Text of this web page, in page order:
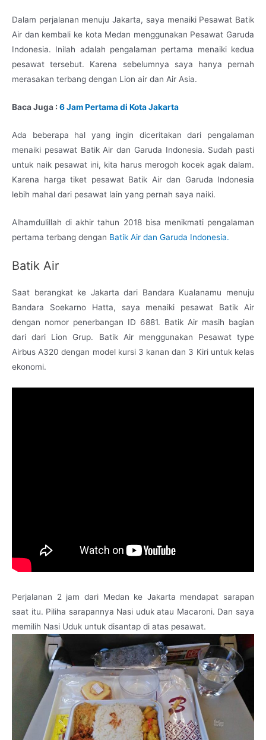
Dalam perjalanan menuju Jakarta, saya menaiki Pesawat Batik
Air dan kembali ke kota Medan menggunakan Pesawat Garuda
Indonesia. Inilah adalah pengalaman pertama menaiki kedua
pesawat tersebut. Karena sebelumnya saya hanya pernah
merasakan terbang dengan Lion air dan Air Asia.
Baca Juga : 6 Jam Pertama di Kota Jakarta
Ada beberapa hal yang ingin diceritakan dari pengalaman
menaiki pesawat Batik Air dan Garuda Indonesia. Sudah pasti
untuk naik pesawat ini, kita harus merogoh kocek agak dalam.
Karena harga tiket pesawat Batik Air dan Garuda Indonesia
lebih mahal dari pesawat lain yang pernah saya naiki.
Alhamdulillah di akhir tahun 2018 bisa menikmati pengalaman
pertama terbang dengan Batik Air dan Garuda Indonesia.
Batik Air
Saat berangkat ke Jakarta dari Bandara Kualanamu menuju
Bandara Soekarno Hatta, saya menaiki pesawat Batik Air
dengan nomor penerbangan ID 6881. Batik Air masih bagian
dari dari Lion Grup. Batik Air menggunakan Pesawat type
Airbus A320 dengan model kursi 3 kanan dan 3 Kiri untuk kelas
ekonomi.
Perjalanan 2 jam dari Medan ke Jakarta mendapat sarapan
saat itu. Piliha sarapannya Nasi uduk atau Macaroni. Dan saya
memilih Nasi Uduk untuk disantap di atas pesawat.